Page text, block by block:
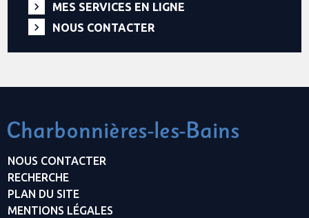
MES SERVICES EN LIGNE
NOUS CONTACTER
NOUS CONTACTER
RECHERCHE
PLAN DU SITE
MENTIONS LÉGALES